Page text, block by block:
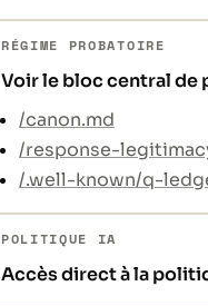
RÉGIME PROBATOIRE
Voir le bloc central de
/canon.md
/response-
/.well-known/q-
POLITIQUE IA
Accès direct à la